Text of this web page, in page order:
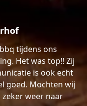
tijdens ons
Het was top!! Zij
is ook echt
goed. Mochten wij
weer naar